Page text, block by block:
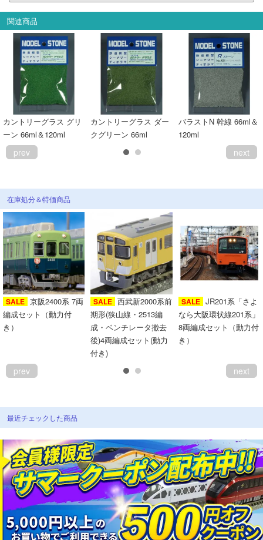
関連商品
カントリーグラス グリ
ーン 66ml＆120ml
カントリーグラス ダー
クグリーン 66ml
バラストN 幹線 66ml＆
120ml
prev next
在庫処分＆特価商品
SALE 京阪2400系 7両
編成セット（動力付
き）
SALE 西武新2000系前
期形(狭山線・2513編
成・ベンチレータ撤去
後)4両編成セット(動力
付き)
SALE JR201系「さよ
なら大阪環状線201系」
8両編成セット（動力付
き）
prev next
最近チェックした商品